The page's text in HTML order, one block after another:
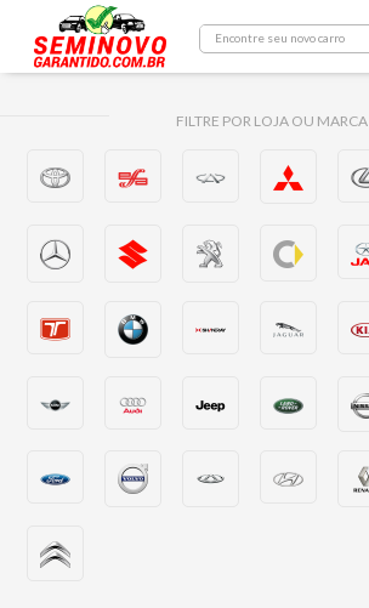
FILTRE POR LOJA OU MARCA